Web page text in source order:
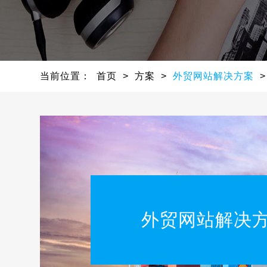
当前位置： 首页 > 方案 > 外贸网站解决方案 >
外贸网站解决